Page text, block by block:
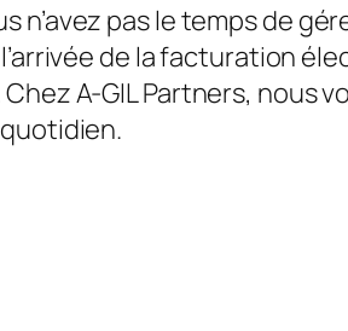
pas le temps de
de la facturation
A-GIL Partners, nous